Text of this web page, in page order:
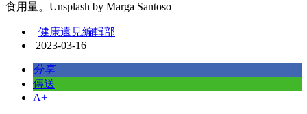
食用量。Unsplash by Marga Santoso
健康遠見編輯部
2023-03-16
分享
傳送
A+